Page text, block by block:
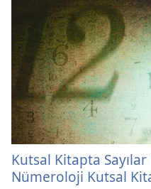
Kutsal Kitapta
Nümeroloji Kutsal